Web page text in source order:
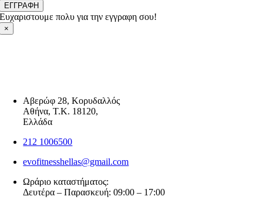
ΕΓΓΡΑΦΗ
Ευχαριστουμε πολυ για την εγγραφη σου!
×
Αβερώφ 28, Κορυδαλλός
Αθήνα, Τ.Κ. 18120,
Ελλάδα
212 1006500
evofitnesshellas@gmail.com
Ωράριο καταστήματος:
Δευτέρα – Παρασκευή: 09:00 – 17:00